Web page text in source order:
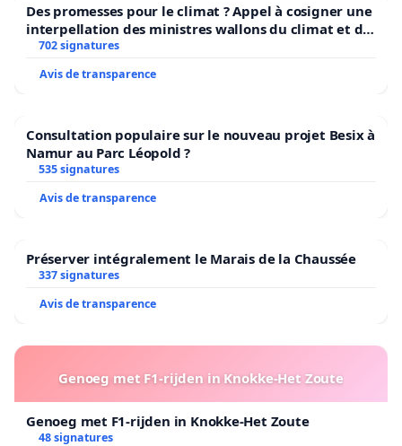
Des promesses pour le climat ? Appel à cosigner une
interpellation des ministres wallons du climat et de
l’environnement.
702 signatures
Avis de transparence
Consultation populaire sur le nouveau projet Besix à
Namur au Parc Léopold ?
535 signatures
Avis de transparence
Préserver intégralement le Marais de la Chaussée
337 signatures
Avis de transparence
Genoeg met F1-rijden in Knokke-Het Zoute
Genoeg met F1-rijden in Knokke-Het Zoute
48 signatures